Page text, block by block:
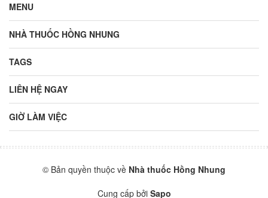
MENU
NHÀ THUỐC HỒNG NHUNG
TAGS
LIÊN HỆ NGAY
GIỜ LÀM VIỆC
© Bản quyền thuộc về Nhà thuốc Hồng Nhung
Cung cấp bởi Sapo